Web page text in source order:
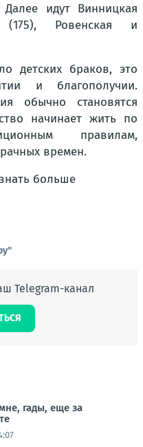
идут Винницкая
(175), Ровенская и
детских браков, это
и благополучии.
обычно становятся
начинает жить по
правилам,
времен.
больше
Telegram-канал
гады, еще за